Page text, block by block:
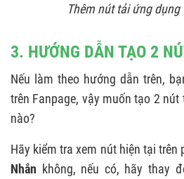
Thêm nút tải ứng dụng
3. HƯỚNG DẪN TẠO 2
Nếu làm theo hướng dẫn trên,
trên Fanpage, vậy muốn tạo 2
nào?
Hãy kiểm tra xem nút hiện tại trên
Nhắn không, nếu có, hãy thay